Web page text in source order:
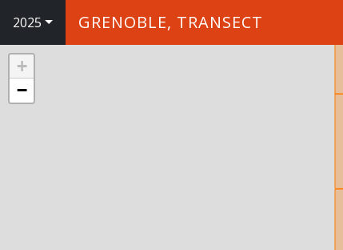
2025 GRENOBLE, TRANSECT
+
−